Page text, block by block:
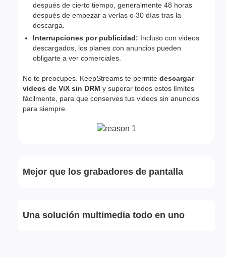
después de cierto tiempo, generalmente 48 horas
después de empezar a verlas o 30 días tras la
descarga.
Interrupciones por publicidad: Incluso con videos
descargados, los planes con anuncios pueden
obligarte a ver comerciales.
No te preocupes. KeepStreams te permitedescargar
videos de ViX sin DRM y superar todos estos límites
fácilmente, para que conserves tus videos sin anuncios
para siempre.
Mejor que los grabadores de pantalla
Una solución multimedia todo en uno